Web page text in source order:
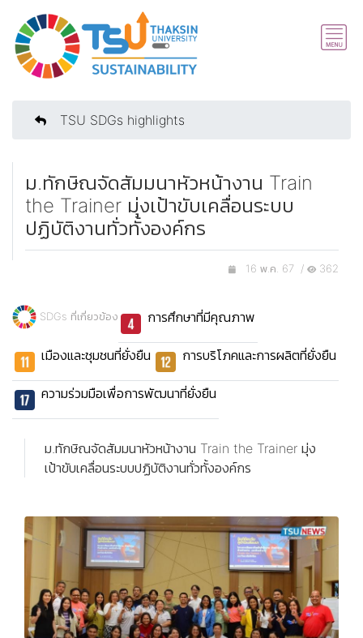
TSU SDGs highlights
ม.ทักษิณจัดสัมมนาหัวหน้างาน Train
the Trainer มุ่งเป้าขับเคลื่อนระบบ
ปฏิบัติงานทั่วทั้งองค์กร
16 พ.ค. 67 / 362
SDGs ที่เกี่ยวข้อง การศึกษาที่มีคุณภาพ
เมืองและชุมชนที่ยั่งยืน การบริโภคและการผลิตที่ยั่งยืน
ความร่วมมือเพื่อการพัฒนาที่ยั่งยืน
ม.ทักษิณจัดสัมมนาหัวหน้างาน Train the Trainer มุ่ง
เป้าขับเคลื่อนระบบปฏิบัติงานทั่วทั้งองค์กร